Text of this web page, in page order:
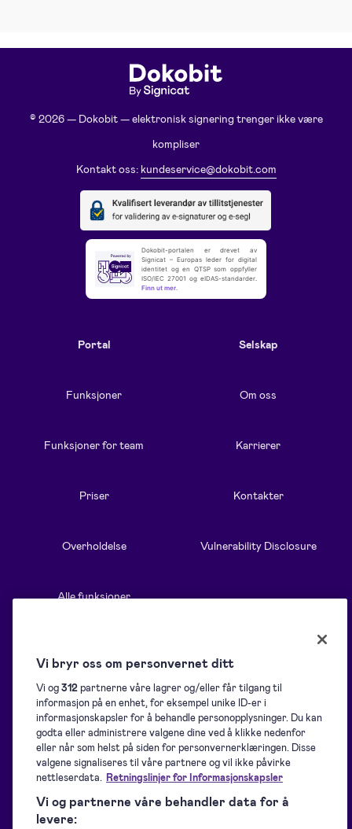
© 2026 — Dokobit — elektronisk signering trenger ikke være
kompliser
Kontakt oss: kundeservice@dokobit.com
Dokobit-portalen er drevet av
Signicat – Europas leder for digital
identitet og en QTSP som oppfyller
ISO/IEC 27001 og eIDAS-standarder.
Finn ut mer
Portal
Funksjoner
Funksjoner for team
Priser
Overholdelse
Alle funksjoner
Selskap
Om oss
Karrierer
Kontakter
Vulnerability Disclosure
Blogg
Hjelpeside
Nedlastinger
Oversikt
Samling av signaturer
Signering
Vi bryr oss om personvernet ditt
Vi og312partnerne våre lagrer og/eller får tilgang til
informasjon på en enhet, for eksempel unike ID-er i
informasjonskapsler for å behandle personopplysninger. Du kan
godta eller administrere valgene dine ved å klikke nedenfor
eller når som helst på siden for personvernerklæringen. Disse
valgene signaliseres til våre partnere og vil ikke påvirke
nettleserdata. Retningslinjer for Informasjonskapsler
Vi og partnerne våre behandler data for å
levere: